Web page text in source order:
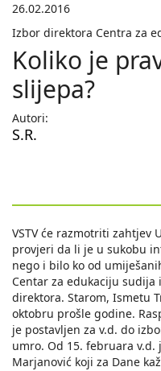
26.02.2016
Izbor direktora Centra za
Koliko je
slijepa?
Autori:
S.R.
VSTV će razmotriti zahtjev
provjeri da li je u sukobu
nego i bilo ko od
Centar za edukaciju sudija
direktora. Starom, Ismetu
oktobru prošle godine.
je postavljen za v.d. do
umro. Od 15. februara v.d.
Marjanović koji za Dane